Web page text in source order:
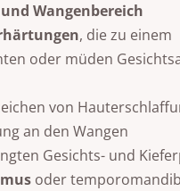
Wangenbereich
, die zu einem
oder müden
von
an den Wangen
Gesichts- und
oder